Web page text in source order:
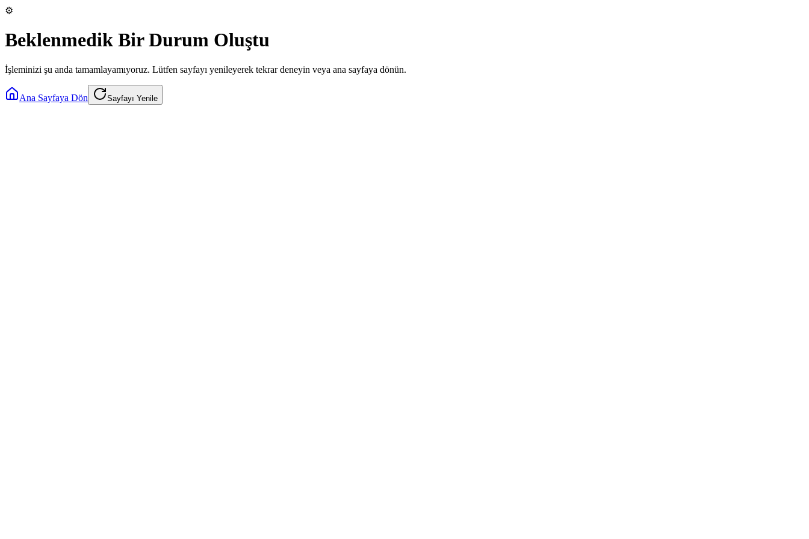
⚙️
Beklenmedik Bir Durum Oluştu
İşleminizi şu anda tamamlayamıyoruz. Lütfen sayfayı yenileyerek tekrar deneyin veya ana sayfaya dönün.
Ana Sayfaya Dön Sayfayı Yenile